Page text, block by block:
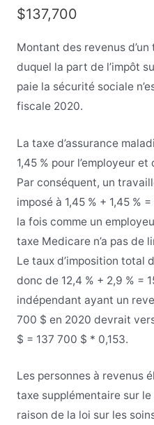
$137,700
Montant des revenus
duquel la part de l’impôt
paie la sécurité sociale
fiscale 2020.
La taxe d’assurance
1,45 % pour l’employeur et
Par conséquent, un
imposé à 1,45 % + 1,45 %
la fois comme un
taxe Medicare n’a pas de
Le taux d’imposition total
donc de 12,4 % + 2,9 % =
indépendant ayant un
700 $ en 2020 devrait
$ = 137 700 $ * 0,153.
Les personnes à revenus
taxe supplémentaire sur
raison de la loi sur les